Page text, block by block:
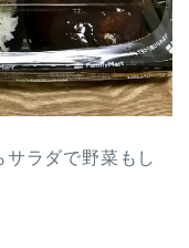
ラダで野菜もし